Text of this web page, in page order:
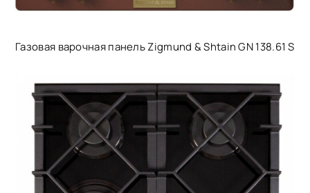
Газовая варочная панель Zigmund & Shtain GN 138.61 S